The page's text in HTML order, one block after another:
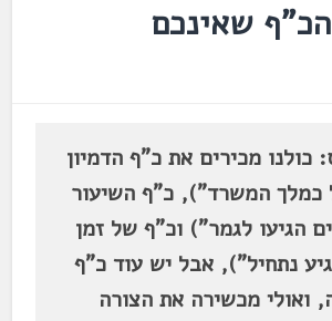
שאינכם
כולנו מכירים את כ"ף הדמיון
כמלך המשרד"), כ"ף השיעור
הגיעו לגמר") וכ"ף של זמן
נתחיל"), אבל יש עוד כ"ף
ואולי מכשירה את הצורה